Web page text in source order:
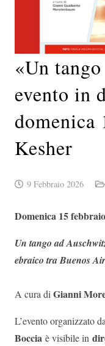
«Un
evento in
domenica
Kesher
9 Febbraio 2026
Domenica 15
Un tango ad
ebraico tra Buenos
A cura diGianni
L’evento organizzato
Boccia è visibile in